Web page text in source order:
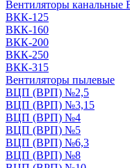
Вентиляторы
ВКК-125
ВКК-160
ВКК-200
ВКК-250
ВКК-315
Вентиляторы пылевые
ВЦП (ВРП) №2,5
ВЦП (ВРП) №3,15
ВЦП (ВРП) №4
ВЦП (ВРП) №5
ВЦП (ВРП) №6,3
ВЦП (ВРП) №8